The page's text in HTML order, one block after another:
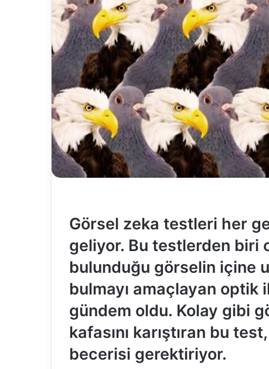
Görsel zeka testleri her
geliyor. Bu testlerden biri
bulunduğu görselin içine
bulmayı amaçlayan optik
gündem oldu. Kolay gibi
kafasını karıştıran bu
becerisi gerektiriyor.